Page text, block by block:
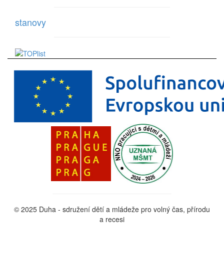
stanovy
© 2025 Duha - sdružení dětí a mládeže pro volný čas, přírodu
a recesi